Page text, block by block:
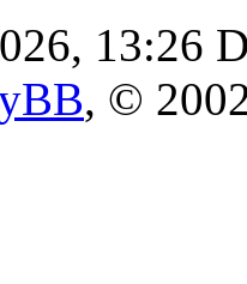
13:26
, ©